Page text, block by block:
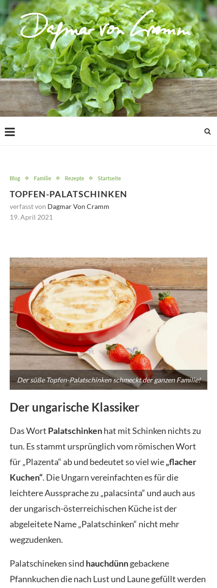
Blog Familie Rezepte Startseite
TOPFEN-PALATSCHINKEN
verfasst von Dagmar Von Cramm
19. April 2021
Der süße Topfen-Palatschinken schmeckt der ganzen Familie!
Der ungarische Klassiker
Das Wort Palatschinkenhat mit Schinken nichts zu
tun. Es stammt ursprünglich vom römischen Wort
für „Plazenta“ ab und bedeutet so viel wie„flacher
Kuchen“. Die Ungarn vereinfachten es für die
leichtere Aussprache zu „palacsinta“ und auch aus
der ungarisch-österreichischen Küche ist der
abgeleitete Name „Palatschinken“ nicht mehr
wegzudenken.
Palatschineken sind hauchdünngebackene
Pfannkuchen die nach Lust und Laune gefüllt werden